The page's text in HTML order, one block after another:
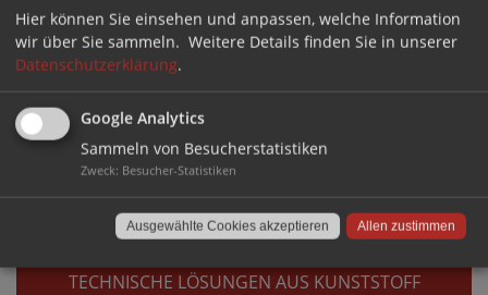
DIREKT ZUM SHOP ›
VERBINDEN
TECHNISCHE LÖSUNGEN AUS KUNSTSTOFF
Hier können Sie einsehen und anpassen, welche Information
wir über Sie sammeln. Weitere Details finden Sie in unserer
Datenschutzerklärung.
Google Analytics
Sammeln von Besucherstatistiken
Zweck: Besucher-Statistiken
Allen zustimmen
Ausgewählte Cookies akzeptieren